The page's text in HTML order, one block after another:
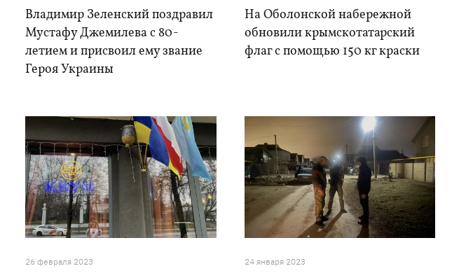
Владимир Зеленский поздравил
Мустафу Джемилева с 80-
летием и присвоил ему звание
Героя Украины
На Оболонской набережной
обновили крымскотатарский
флаг с помощью 150 кг краски
26 февраля 2023 24 января 2023